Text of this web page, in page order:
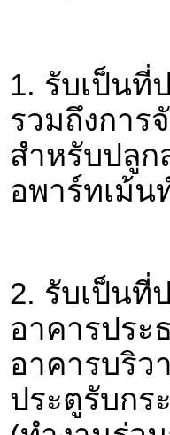
1. รับเป็นที่
รวมถึงการ
สำหรับปลูก
อพาร์ทเม้น
2. รับเป็นที่
อาคารประ
อาคารบริว
ประตูรับกร